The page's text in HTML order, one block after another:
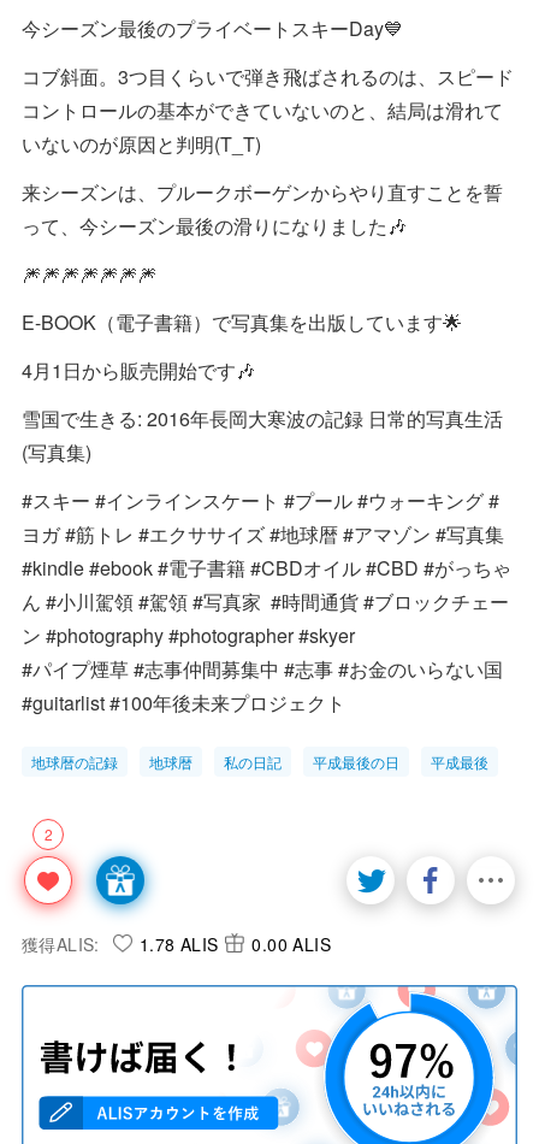
今シーズン最後のプライベートスキーDay💙
コブ斜面。3つ目くらいで弾き飛ばされるのは、スピード
コントロールの基本ができていないのと、結局は滑れて
いないのが原因と判明(T_T)
来シーズンは、プルークボーゲンからやり直すことを誓
って、今シーズン最後の滑りになりました🎶
🎆🎆🎆🎆🎆🎆🎆
E-BOOK（電子書籍）で写真集を出版しています🌟
4月1日から販売開始です🎶
雪国で生きる: 2016年長岡大寒波の記録 日常的写真生活
(写真集)
#スキー #インラインスケート #プール #ウォーキング #
ヨガ #筋トレ #エクササイズ #地球暦 #アマゾン #写真集
#kindle #ebook #電子書籍 #CBDオイル #CBD #がっちゃ
ん #小川駕領 #駕領 #写真家 #時間通貨 #ブロックチェー
ン #photography #photographer #skyer
#パイプ煙草 #志事仲間募集中 #志事 #お金のいらない国
#guitarlist #100年後未来プロジェクト
地球暦の記録 地球暦 私の日記 平成最後の日 平成最後
2
獲得ALIS: 1.78 ALIS 0.00 ALIS